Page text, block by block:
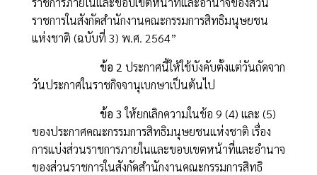
ราชการในสังกัดสำนักงานคณะกรรมการสิทธิมนุษยชน
แห่งชาติ (ฉบับที่ 3) พ.ศ. 2564”
ข้อ 2 ประกาศนี้ให้ใช้บังคับตั้งแต่วันถัดจาก
วันประกาศในราชกิจจานุเบกษาเป็นต้นไป
ข้อ 3 ให้ยกเลิกความในข้อ 9 (4) และ (5)
ของประกาศคณะกรรมการสิทธิมนุษยชนแห่งชาติ เรื่อง
การแบ่งส่วนราชการภายในและขอบเขตหน้าที่และอำนาจ
ของส่วนราชการในสังกัดสำนักงานคณะกรรมการสิทธิ